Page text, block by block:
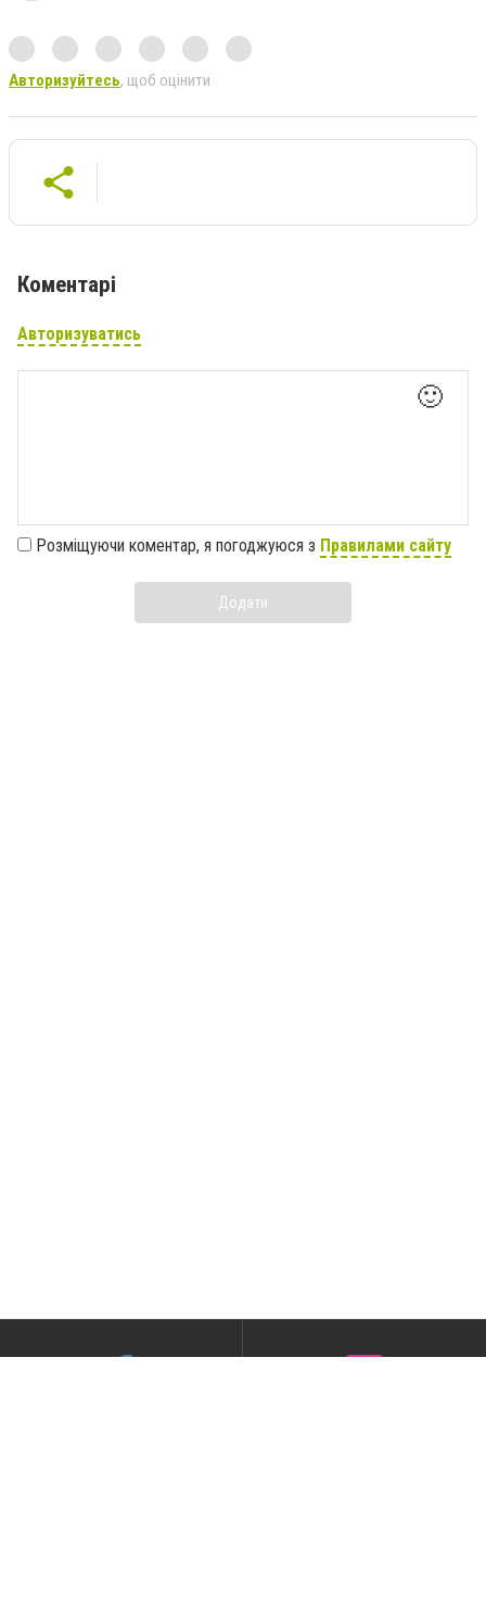
Авторизуйтесь, щоб оцінити
Коментарі
Авторизуватись
🙂
Розміщуючи коментар, я погоджуюся з Правилами сайту
Додати